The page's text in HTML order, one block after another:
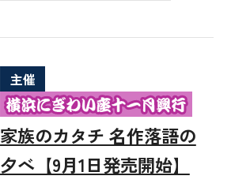
主催
家族のカタチ 名作落語の
夕べ【9月1日発売開始】